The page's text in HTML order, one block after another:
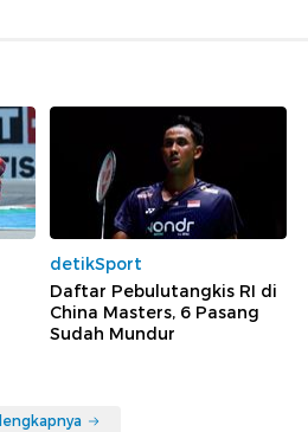
detikSport
Daftar Pebulutangkis RI di
China Masters, 6 Pasang
Sudah Mundur